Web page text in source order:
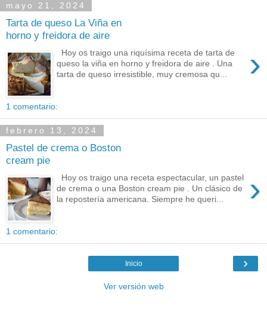
mayo 21, 2024
Tarta de queso La Viña en
horno y freidora de aire
›
Hoy os traigo una riquísima receta de tarta de
queso la viña en horno y freidora de aire . Una
tarta de queso irresistible, muy cremosa qu...
1 comentario:
febrero 13, 2024
Pastel de crema o Boston
cream pie
›
Hoy os traigo una receta espectacular, un pastel
de crema o una Boston cream pie . Un clásico de
la repostería americana. Siempre he queri...
1 comentario:
›
Inicio
Ver versión web